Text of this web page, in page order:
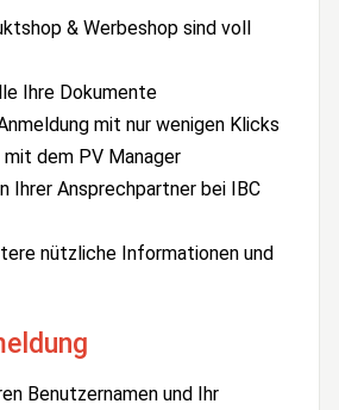
& Werbeshop sind voll
Ihre Dokumente
mit nur wenigen Klicks
mit dem PV Manager
Ihrer Ansprechpartner bei IBC
nützliche Informationen und
Benutzernamen und Ihr